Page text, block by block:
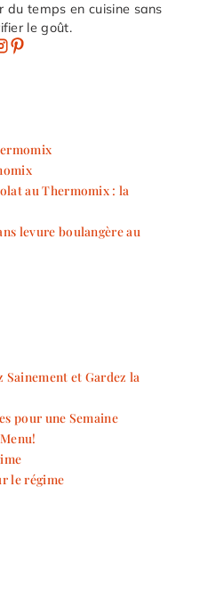
du temps en cuisine sans
le goût.
au Thermomix : la
levure boulangère au
Sainement et Gardez la
pour une Semaine
le régime